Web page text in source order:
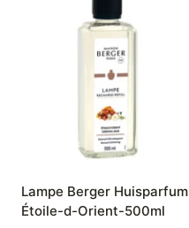
Lampe Berger Huisparfum
Étoile-d-Orient-500ml